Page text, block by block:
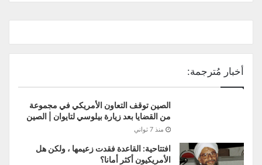
أخبار مُترجمة:
الصين توقف التعاون الأمريكي في مجموعة
من القضايا بعد زيارة بيلوسي لتايوان | الصين
منذ 7 ثواني
افتتاحية: القاعدة فقدت زعيمها ، ولكن هل
الأمريكيون أكثر أمانا؟